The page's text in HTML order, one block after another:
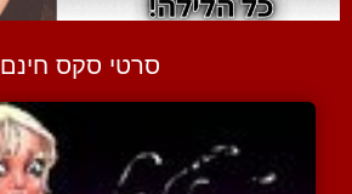
סרטי סקס חינם